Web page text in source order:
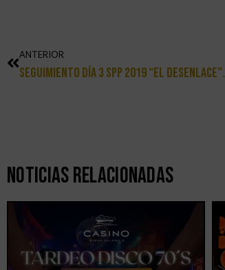
ANTERIOR
Seguimiento Día 3 SPP 2019 “El Desenlace”.
Noticias Relacionadas